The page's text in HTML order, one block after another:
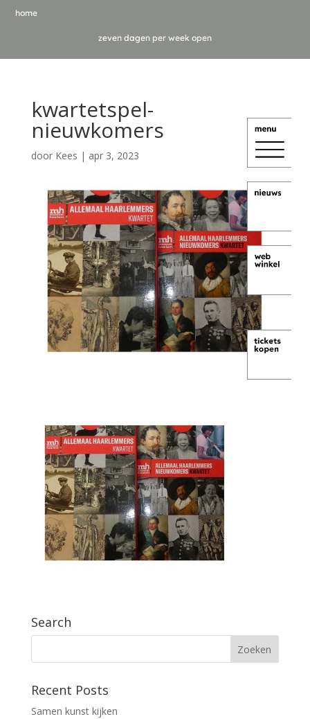
home
zeven dagen per week open
kwartetspel-
nieuwkomers
door Kees | apr 3, 2023
Search
Recent Posts
Samen kunst kijken